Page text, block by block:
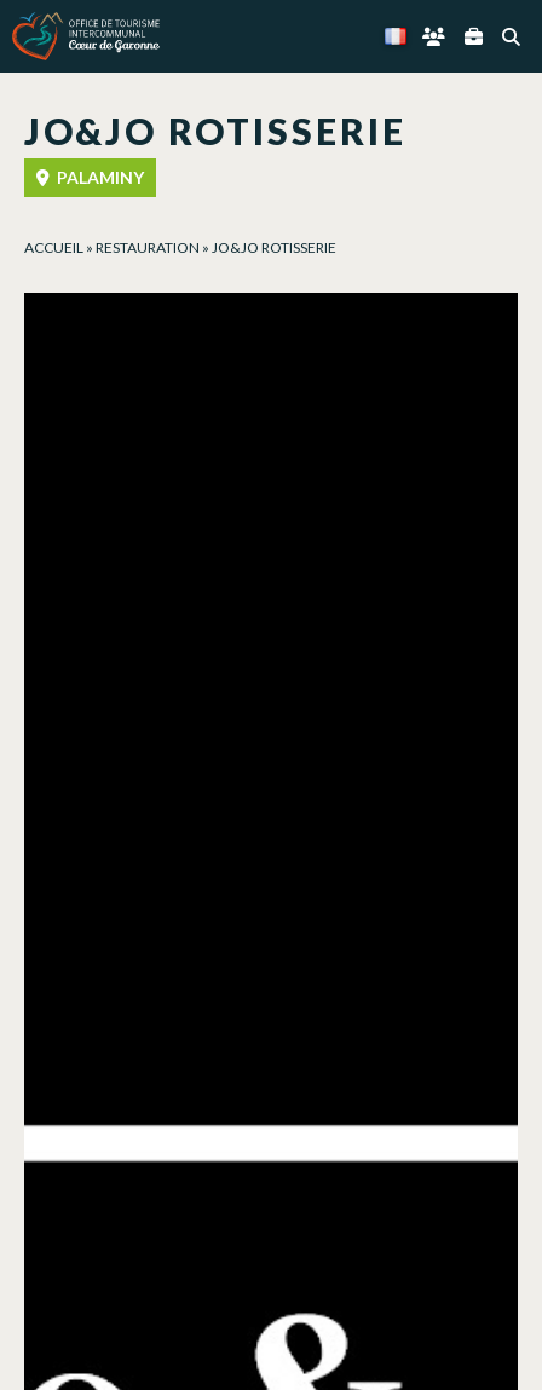
JO&JO ROTISSERIE
PALAMINY
ACCUEIL » RESTAURATION » JO&JO ROTISSERIE
Panneau de gestion des cookies